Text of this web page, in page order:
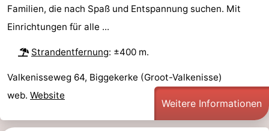
Wijngaerde
Lastminutes
Strand
Sehen
Familien, die nach Spaß und Entspannung suchen. Mit
Einrichtungen für alle ...
Strandentfernung: ±400 m.
Valkenisseweg 64, Biggekerke (Groot-Valkenisse)
web. Website
Weitere Informationen